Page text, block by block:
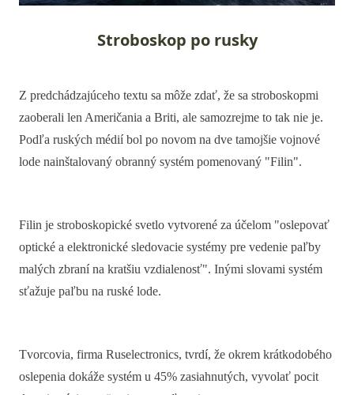
Stroboskop po rusky
Z predchádzajúceho textu sa môže zdať, že sa stroboskopmi
zaoberali len Američania a Briti, ale samozrejme to tak nie je.
Podľa ruských médií bol po novom na dve tamojšie vojnové
lode nainštalovaný obranný systém pomenovaný "Filin".
Filin je stroboskopické svetlo vytvorené za účelom "oslepovať
optické a elektronické sledovacie systémy pre vedenie paľby
malých zbraní na kratšiu vzdialenosť". Inými slovami systém
sťažuje paľbu na ruské lode.
Tvorcovia, firma Ruselectronics, tvrdí, že okrem krátkodobého
oslepenia dokáže systém u 45% zasiahnutých, vyvolať pocit